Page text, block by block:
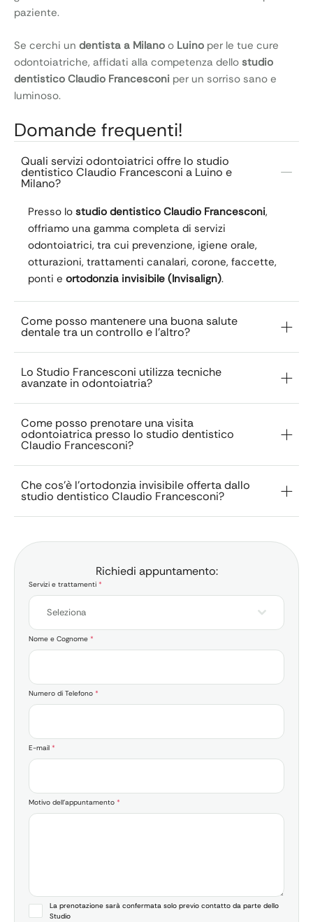
paziente.
Se cerchi un dentista a Milano o Luino per le tue cure
odontoiatriche, affidati alla competenza dello studio
dentistico Claudio Francesconi per un sorriso sano e
luminoso.
Domande frequenti!
Quali servizi odontoiatrici offre lo studio
dentistico Claudio Francesconi a Luino e
Milano?
Presso lo studio dentistico Claudio Francesconi,
offriamo una gamma completa di servizi
odontoiatrici, tra cui prevenzione, igiene orale,
otturazioni, trattamenti canalari, corone, faccette,
ponti e ortodonzia invisibile (Invisalign).
Come posso mantenere una buona salute
dentale tra un controllo e l'altro?
Lo Studio Francesconi utilizza tecniche
avanzate in odontoiatria?
Come posso prenotare una visita
odontoiatrica presso lo studio dentistico
Claudio Francesconi?
Che cos'è l'ortodonzia invisibile offerta dallo
studio dentistico Claudio Francesconi?
Richiedi appuntamento:
Servizi e trattamenti *
Seleziona
Nome e Cognome *
Numero di Telefono *
E-mail *
Motivo dell'appuntamento *
La prenotazione sarà confermata solo previo contatto da parte dello
Studio